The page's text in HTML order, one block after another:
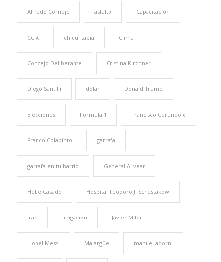
Alfredo Cornejo asfalto Capacitación
CCIA chiqui tapia Clima
Concejo Deliberante Cristina Kirchner
Diego Santilli dolar Donald Trump
Elecciones Formula 1 Francisco Cerúndolo
Franco Colapinto garrafa
garrafa en tu barrio General ALvear
Hebe Casado Hospital Teodoro J. Schestakow
Iran Irrigación Javier Milei
Lionel Messi Malargüe manuel adorni